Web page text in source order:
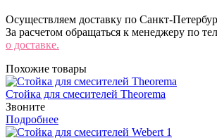
Осуществляем доставку по Санкт-
За расчетом обращаться к менеджеру по
о доставке.
Похожие товары
Стойка для смесителей Theorema
Звоните
Подробнее